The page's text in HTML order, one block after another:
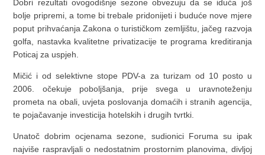
Dobri rezultati ovogodišnje sezone obvezuju da se iduća još
bolje pripremi, a tome bi trebale pridonijeti i buduće nove mjere
poput prihvaćanja Zakona o turističkom zemljištu, jačeg razvoja
golfa, nastavka kvalitetne privatizacije te programa kreditiranja
Poticaj za uspjeh.
Mičić i od selektivne stope PDV-a za turizam od 10 posto u
2006. očekuje poboljšanja, prije svega u uravnoteženju
prometa na obali, uvjeta poslovanja domaćih i stranih agencija,
te pojačavanje investicija hotelskih i drugih tvrtki.
Unatoč dobrim ocjenama sezone, sudionici Foruma su ipak
najviše raspravljali o nedostatnim prostornim planovima, divljoj